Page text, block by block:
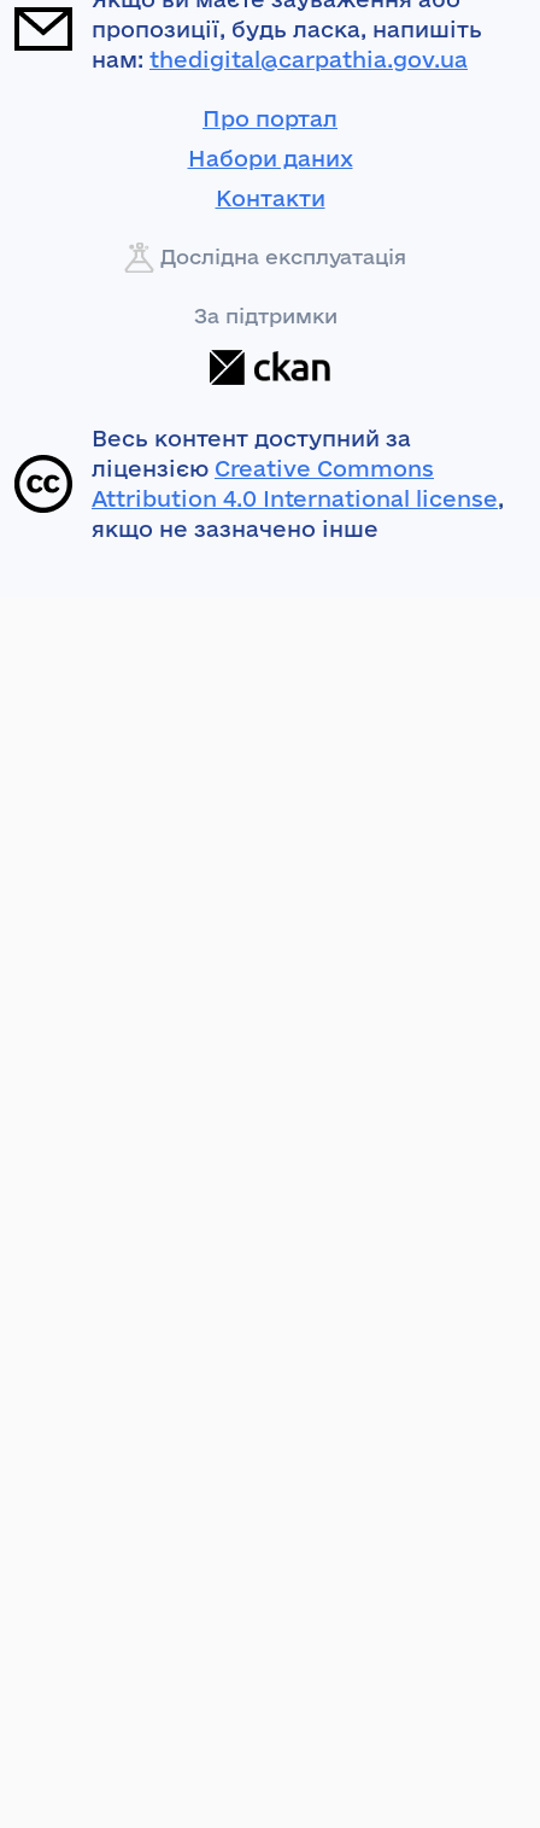
пропозиції, будь ласка, напишіть
нам: thedigital@carpathia.gov.ua
Про портал
Набори даних
Контакти
Дослідна експлуатація
За підтримки
Весь контент доступний за
ліцензією Creative Commons
Attribution 4.0 International license,
якщо не зазначено інше